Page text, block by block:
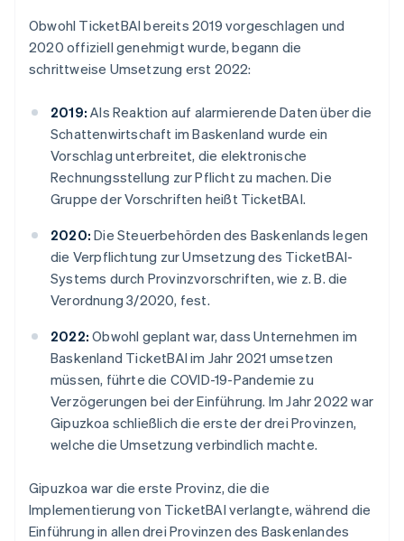
Obwohl TicketBAI bereits 2019 vorgeschlagen und
2020 offiziell genehmigt wurde, begann die
schrittweise Umsetzung erst 2022:
2019: Als Reaktion auf alarmierende Daten über die
Schattenwirtschaft im Baskenland wurde ein
Vorschlag unterbreitet, die elektronische
Rechnungsstellung zur Pflicht zu machen. Die
Gruppe der Vorschriften heißt TicketBAI.
2020: Die Steuerbehörden des Baskenlands legen
die Verpflichtung zur Umsetzung des TicketBAI-
Systems durch Provinzvorschriften, wie z. B. die
Verordnung 3/2020, fest.
2022: Obwohl geplant war, dass Unternehmen im
Baskenland TicketBAI im Jahr 2021 umsetzen
müssen, führte die COVID-19-Pandemie zu
Verzögerungen bei der Einführung. Im Jahr 2022 war
Gipuzkoa schließlich die erste der drei Provinzen,
welche die Umsetzung verbindlich machte.
Gipuzkoa war die erste Provinz, die die
Implementierung von TicketBAI verlangte, während die
Einführung in allen drei Provinzen des Baskenlandes